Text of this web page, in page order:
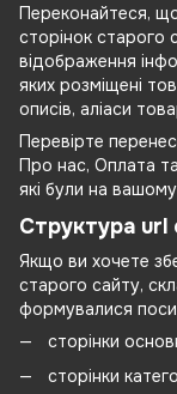
Переконайтеся,
сторінок старого
відображення
яких розміщені
описів, аліаси
Перевірте
Про нас, Оплата
які були на
Структура url
Якщо ви хочете
старого сайту,
формувалися
сторінки
сторінки